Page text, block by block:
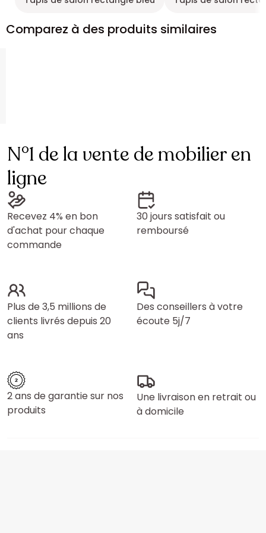
Comparez à des produits similaires
N°1 de la vente de mobilier en
ligne
Recevez 4% en bon
d'achat pour chaque
commande
30 jours satisfait ou
remboursé
Plus de 3,5 millions de
clients livrés depuis 20
ans
Des conseillers à votre
écoute 5j/7
2 ans de garantie sur nos
produits
Une livraison en retrait ou
à domicile